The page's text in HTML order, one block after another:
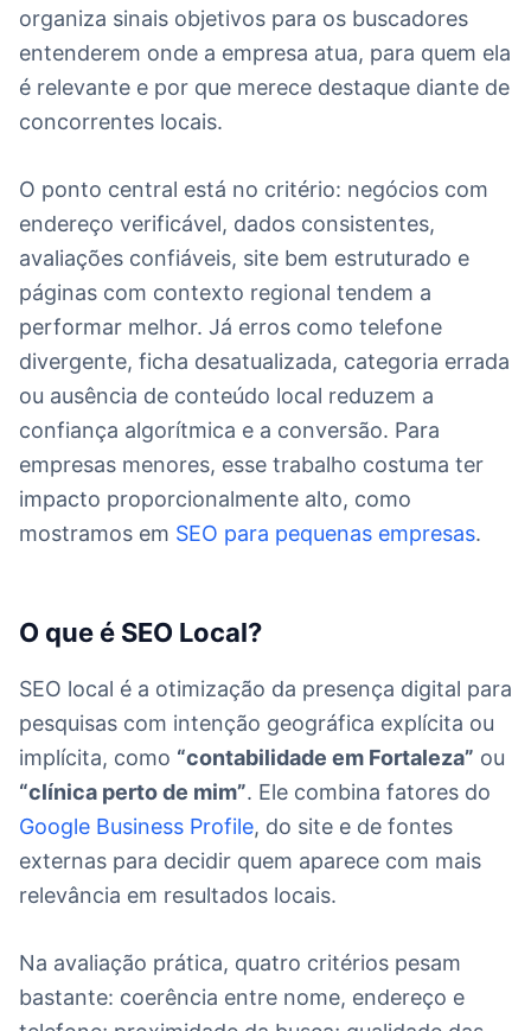
organiza sinais objetivos para os buscadores
entenderem onde a empresa atua, para quem ela
é relevante e por que merece destaque diante de
concorrentes locais.
O ponto central está no critério: negócios com
endereço verificável, dados consistentes,
avaliações confiáveis, site bem estruturado e
páginas com contexto regional tendem a
performar melhor. Já erros como telefone
divergente, ficha desatualizada, categoria errada
ou ausência de conteúdo local reduzem a
confiança algorítmica e a conversão. Para
empresas menores, esse trabalho costuma ter
impacto proporcionalmente alto, como
mostramos em SEO para pequenas empresas.
O que é SEO Local?
SEO local é a otimização da presença digital para
pesquisas com intenção geográfica explícita ou
implícita, como “contabilidade em Fortaleza” ou
“clínica perto de mim”. Ele combina fatores do
Google Business Profile, do site e de fontes
externas para decidir quem aparece com mais
relevância em resultados locais.
Na avaliação prática, quatro critérios pesam
bastante: coerência entre nome, endereço e